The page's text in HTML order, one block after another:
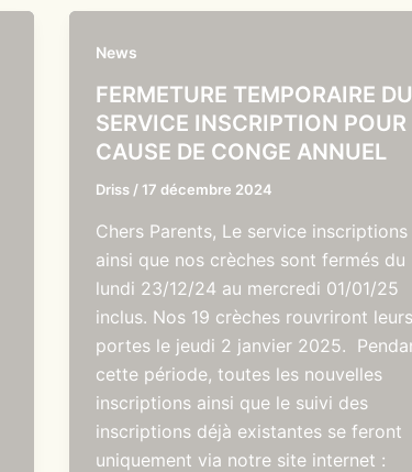
News
FERMETURE TEMPORAIRE DU
SERVICE INSCRIPTION POUR
CAUSE DE CONGE ANNUEL
Driss / 17 décembre 2024
Chers Parents, Le service inscriptions
ainsi que nos crèches sont fermés du
lundi 23/12/24 au mercredi 01/01/25
inclus. Nos 19 crèches rouvriront leurs
portes le jeudi 2 janvier 2025.
cette période, toutes les nouvelles
inscriptions ainsi que le suivi des
inscriptions déjà existantes se feront
uniquement via notre site internet :